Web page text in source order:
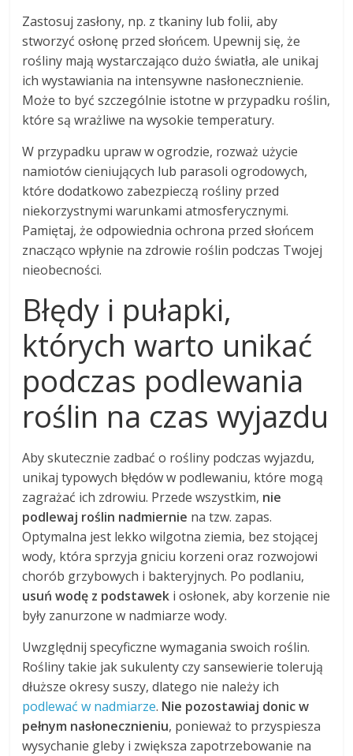
Zastosuj zasłony, np. z tkaniny lub folii, aby
stworzyć osłonę przed słońcem. Upewnij się, że
rośliny mają wystarczająco dużo światła, ale unikaj
ich wystawiania na intensywne nasłonecznienie.
Może to być szczególnie istotne w przypadku roślin,
które są wrażliwe na wysokie temperatury.
W przypadku upraw w ogrodzie, rozważ użycie
namiotów cieniujących lub parasoli ogrodowych,
które dodatkowo zabezpieczą rośliny przed
niekorzystnymi warunkami atmosferycznymi.
Pamiętaj, że odpowiednia ochrona przed słońcem
znacząco wpłynie na zdrowie roślin podczas Twojej
nieobecności.
Błędy i pułapki,
których warto unikać
podczas podlewania
roślin na czas wyjazdu
Aby skutecznie zadbać o rośliny podczas wyjazdu,
unikaj typowych błędów w podlewaniu, które mogą
zagrażać ich zdrowiu. Przede wszystkim, nie
podlewaj roślin nadmiernie na tzw. zapas.
Optymalna jest lekko wilgotna ziemia, bez stojącej
wody, która sprzyja gniciu korzeni oraz rozwojowi
chorób grzybowych i bakteryjnych. Po podlaniu,
usuń wodę z podstawek i osłonek, aby korzenie nie
były zanurzone w nadmiarze wody.
Uwzględnij specyficzne wymagania swoich roślin.
Rośliny takie jak sukulenty czy sansewierie tolerują
dłuższe okresy suszy, dlatego nie należy ich
podlewać w nadmiarze. Nie pozostawiaj donic w
pełnym nasłonecznieniu, ponieważ to przyspiesza
wysychanie gleby i zwiększa zapotrzebowanie na